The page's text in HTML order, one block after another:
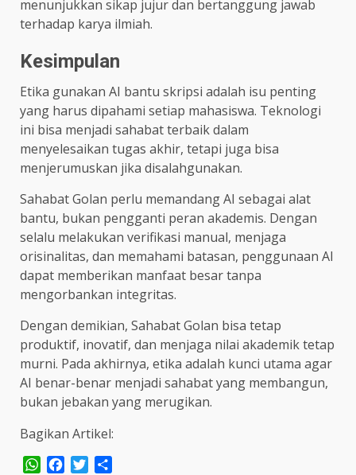
menunjukkan sikap jujur dan bertanggung jawab
terhadap karya ilmiah.
Kesimpulan
Etika gunakan AI bantu skripsi adalah isu penting
yang harus dipahami setiap mahasiswa. Teknologi
ini bisa menjadi sahabat terbaik dalam
menyelesaikan tugas akhir, tetapi juga bisa
menjerumuskan jika disalahgunakan.
Sahabat Golan perlu memandang AI sebagai alat
bantu, bukan pengganti peran akademis. Dengan
selalu melakukan verifikasi manual, menjaga
orisinalitas, dan memahami batasan, penggunaan AI
dapat memberikan manfaat besar tanpa
mengorbankan integritas.
Dengan demikian, Sahabat Golan bisa tetap
produktif, inovatif, dan menjaga nilai akademik tetap
murni. Pada akhirnya, etika adalah kunci utama agar
AI benar-benar menjadi sahabat yang membangun,
bukan jebakan yang merugikan.
Bagikan Artikel:
WhatsApp
Facebook
Twitter